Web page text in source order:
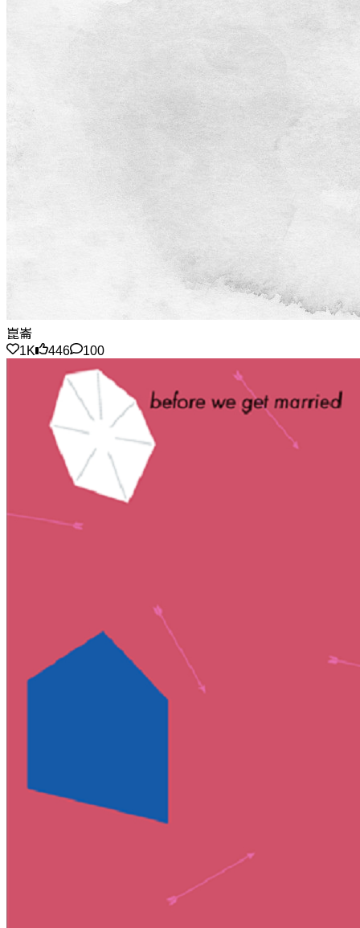
崑崙
1K
446 100